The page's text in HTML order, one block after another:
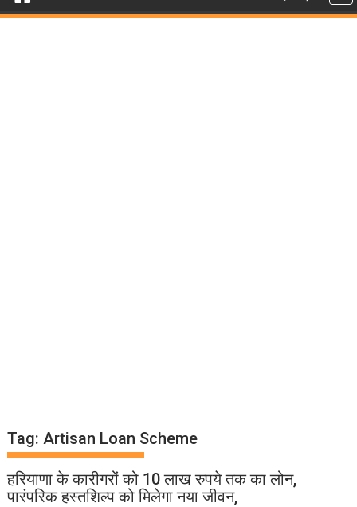
Tag: Artisan Loan Scheme
हरियाणा के कारीगरों को 10 लाख रुपये तक का लोन,
पारंपरिक हस्तशिल्प को मिलेगा नया जीवन,